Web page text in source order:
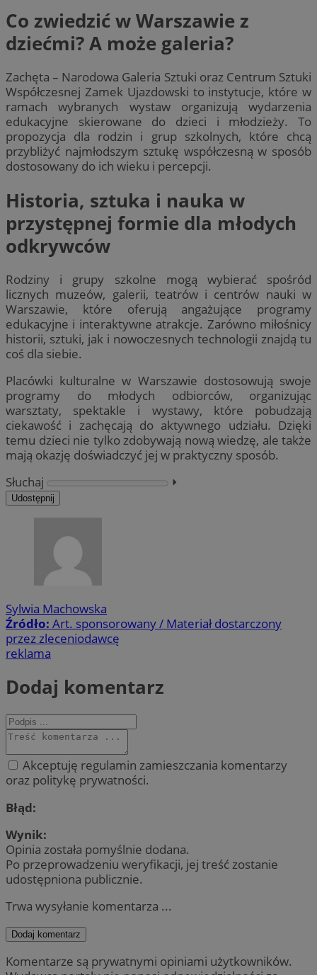
Co zwiedzić w Warszawie z
dziećmi? A może galeria?
Zachęta – Narodowa Galeria Sztuki oraz Centrum Sztuki
Współczesnej Zamek Ujazdowski to instytucje, które w
ramach wybranych wystaw organizują wydarzenia
edukacyjne skierowane do dzieci i młodzieży. To
propozycja dla rodzin i grup szkolnych, które chcą
przybliżyć najmłodszym sztukę współczesną w sposób
dostosowany do ich wieku i percepcji.
Historia, sztuka i nauka w
przystępnej formie dla młodych
odkrywców
Rodziny i grupy szkolne mogą wybierać spośród
licznych muzeów, galerii, teatrów i centrów nauki w
Warszawie, które oferują angażujące programy
edukacyjne i interaktywne atrakcje. Zarówno miłośnicy
historii, sztuki, jak i nowoczesnych technologii znajdą tu
coś dla siebie.
Placówki kulturalne w Warszawie dostosowują swoje
programy do młodych odbiorców, organizując
warsztaty, spektakle i wystawy, które pobudzają
ciekawość i zachęcają do aktywnego udziału. Dzięki
temu dzieci nie tylko zdobywają nową wiedzę, ale także
mają okazję doświadczyć jej w praktyczny sposób.
Słuchaj
⏵︎
Udostępnij
Sylwia Machowska
Źródło: Art. sponsorowany / Materiał dostarczony
przez zleceniodawcę
reklama
Dodaj komentarz
Akceptuję regulamin zamieszczania komentarzy
oraz politykę prywatności.
Błąd:
Wynik:
Opinia została pomyślnie dodana.
Po przeprowadzeniu weryfikacji, jej treść zostanie
udostępniona publicznie.
Trwa wysyłanie komentarza ...
Dodaj komentarz
Komentarze są prywatnymi opiniami użytkowników.